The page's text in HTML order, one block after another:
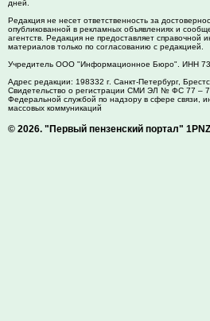
дней.
Редакция не несет ответственность за
опубликованной в рекламных объявлениях и
агентств. Редакция не предоставляет справочной
материалов только по согласованию с редакцией.
Учредитель ООО "Информационное Бюро". ИНН
Адрес редакции: 198332 г. Санкт-Петербург,
Свидетельство о регистрации СМИ ЭЛ № ФС 77 –
Федеральной службой по надзору в сфере связи,
массовых коммуникаций
© 2026. "Первый пензенский портал"